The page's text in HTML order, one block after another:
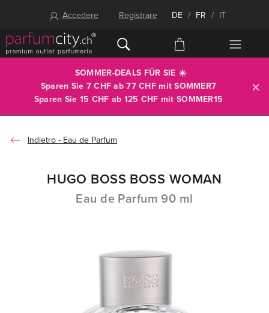
Accedere Registrare DE / FR / IT
SOMMER-DEALS FÜR SIE ☀️
Sparen Sie 7 CHF ab 77 CHF mitSOMMER7
Sparen Sie 15 CHF ab 125 CHF mit SOMMER15
Eau de Parfum
HUGO BOSS BOSS WOMAN
Eau de Parfum 90 ml